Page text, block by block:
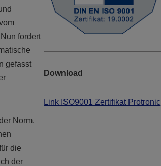
fordert
gefasst
Norm.
die
der
Download
Link ISO9001 Zertifikat Protronic